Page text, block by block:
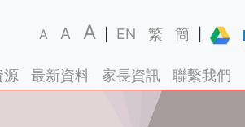
A A A EN 繁 簡
源 最新資料 家長資訊 聯繫我們